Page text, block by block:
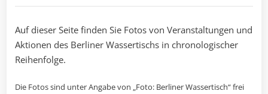
Auf dieser Seite finden Sie Fotos von Veranstaltungen und
Aktionen des Berliner Wassertischs in chronologischer
Reihenfolge.
Die Fotos sind unter Angabe von „Foto: Berliner Wassertisch“ frei